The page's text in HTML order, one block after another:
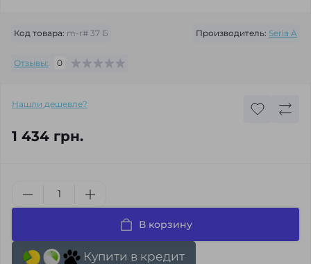
Код товара: m-r# 37 Б Производитель: Seria A
Отзывы: 0
Нашли дешевле?
1 434 грн.
В корзину
Купити в кредит